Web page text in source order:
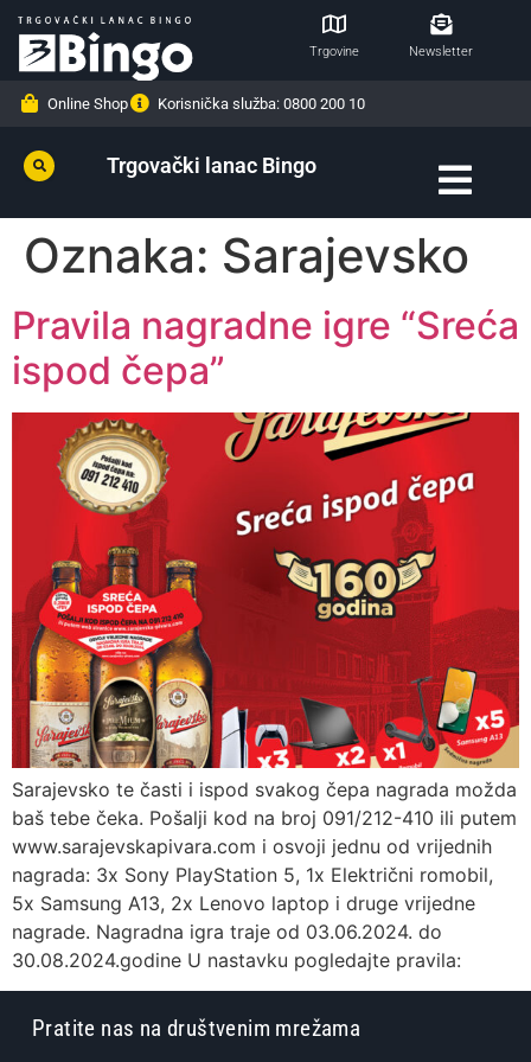
Trgovine Newsletter
Online Shop Korisnička služba: 0800 200 10
Trgovački lanac Bingo
Oznaka: Sarajevsko
Pravila nagradne igre “Sreća
ispod čepa”
Sarajevsko te časti i ispod svakog čepa nagrada možda
baš tebe čeka. Pošalji kod na broj 091/212-410 ili putem
www.sarajevskapivara.com i osvoji jednu od vrijednih
nagrada: 3x Sony PlayStation 5, 1x Električni romobil,
5x Samsung A13, 2x Lenovo laptop i druge vrijedne
nagrade. Nagradna igra traje od 03.06.2024. do
30.08.2024.godine U nastavku pogledajte pravila:
Pratite nas na društvenim mrežama